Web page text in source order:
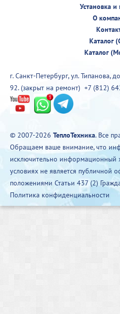
Установка
О
Каталог
Каталог
г. Санкт-Петербург, ул. Типанова,
92. (закрыт на ремонт) +7 (812)
© 2007-2026 ТеплоТехника. Все
Обращаем ваше внимание, что
исключительно информационный
условиях не является публичной
положениями Статьи 437 (2)
Политика конфиденциальности